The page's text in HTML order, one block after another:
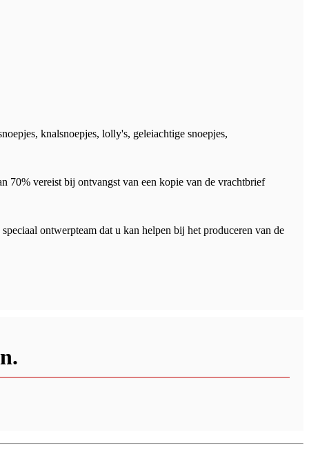
knalsnoepjes, lolly's, geleiachtige snoepjes,
70% vereist bij ontvangst van een kopie van de vrachtbrief
ontwerpteam dat u kan helpen bij het produceren van de